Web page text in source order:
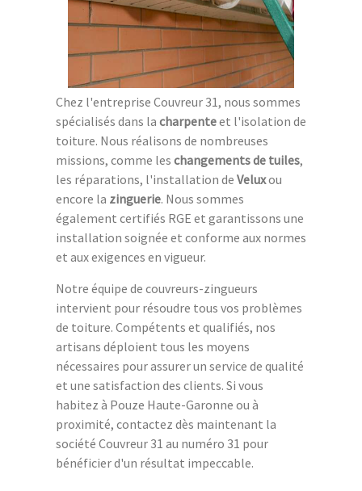
Chez l'entreprise Couvreur 31, nous sommes
spécialisés dans la charpenteet l'isolation de
toiture. Nous réalisons de nombreuses
missions, comme les changements de tuiles,
les réparations, l'installation de Veluxou
encore la zinguerie. Nous sommes
également certifiés RGE et garantissons une
installation soignée et conforme aux normes
et aux exigences en vigueur.
Notre équipe de couvreurs-zingueurs
intervient pour résoudre tous vos problèmes
de toiture. Compétents et qualifiés, nos
artisans déploient tous les moyens
nécessaires pour assurer un service de qualité
et une satisfaction des clients. Si vous
habitez à Pouze Haute-Garonne ou à
proximité, contactez dès maintenant la
société Couvreur 31 au numéro 31 pour
bénéficier d'un résultat impeccable.